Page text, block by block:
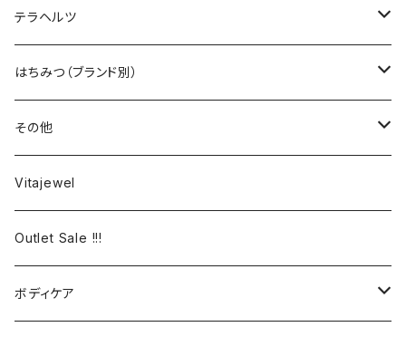
オーストラリア
スコットランド
ニュージーランド
コラーゲン
アミノ酸
ビール酵母
ラクトフェリン
テラヘルツ
カッサ
はちみつ（ブランド別）
HFL（Honey for Life）
HOLISTETIQUE
HIG
13honey
その他
無彊福シリーズ
美身シリーズ
Vitajewel
Outlet Sale !!!
ボディケア